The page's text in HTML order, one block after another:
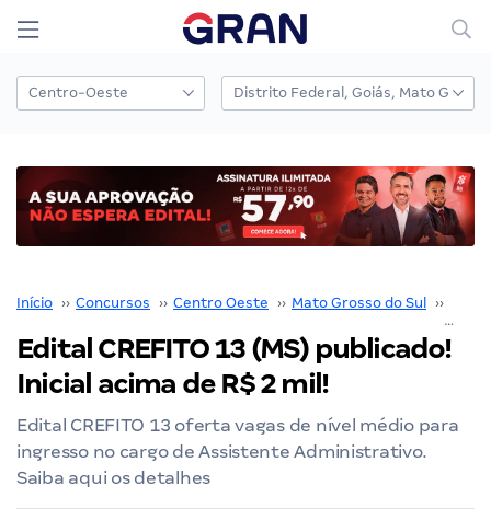
Início ›› Concursos ›› Centro Oeste ›› Mato Grosso do Sul ››
Edital CREFITO 13 (MS) publicado!
Inicial acima de R$ 2 mil!
Edital CREFITO 13 oferta vagas de nível médio para
ingresso no cargo de Assistente Administrativo.
Saiba aqui os detalhes